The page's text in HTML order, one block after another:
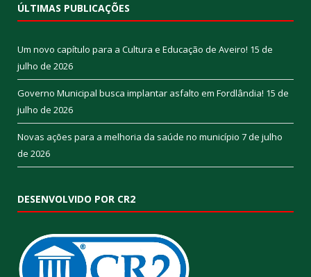
ÚLTIMAS PUBLICAÇÕES
Um novo capítulo para a Cultura e Educação de Aveiro! 15 de
julho de 2026
Governo Municipal busca implantar asfalto em Fordlândia! 15 de
julho de 2026
Novas ações para a melhoria da saúde no município 7 de julho
de 2026
DESENVOLVIDO POR CR2